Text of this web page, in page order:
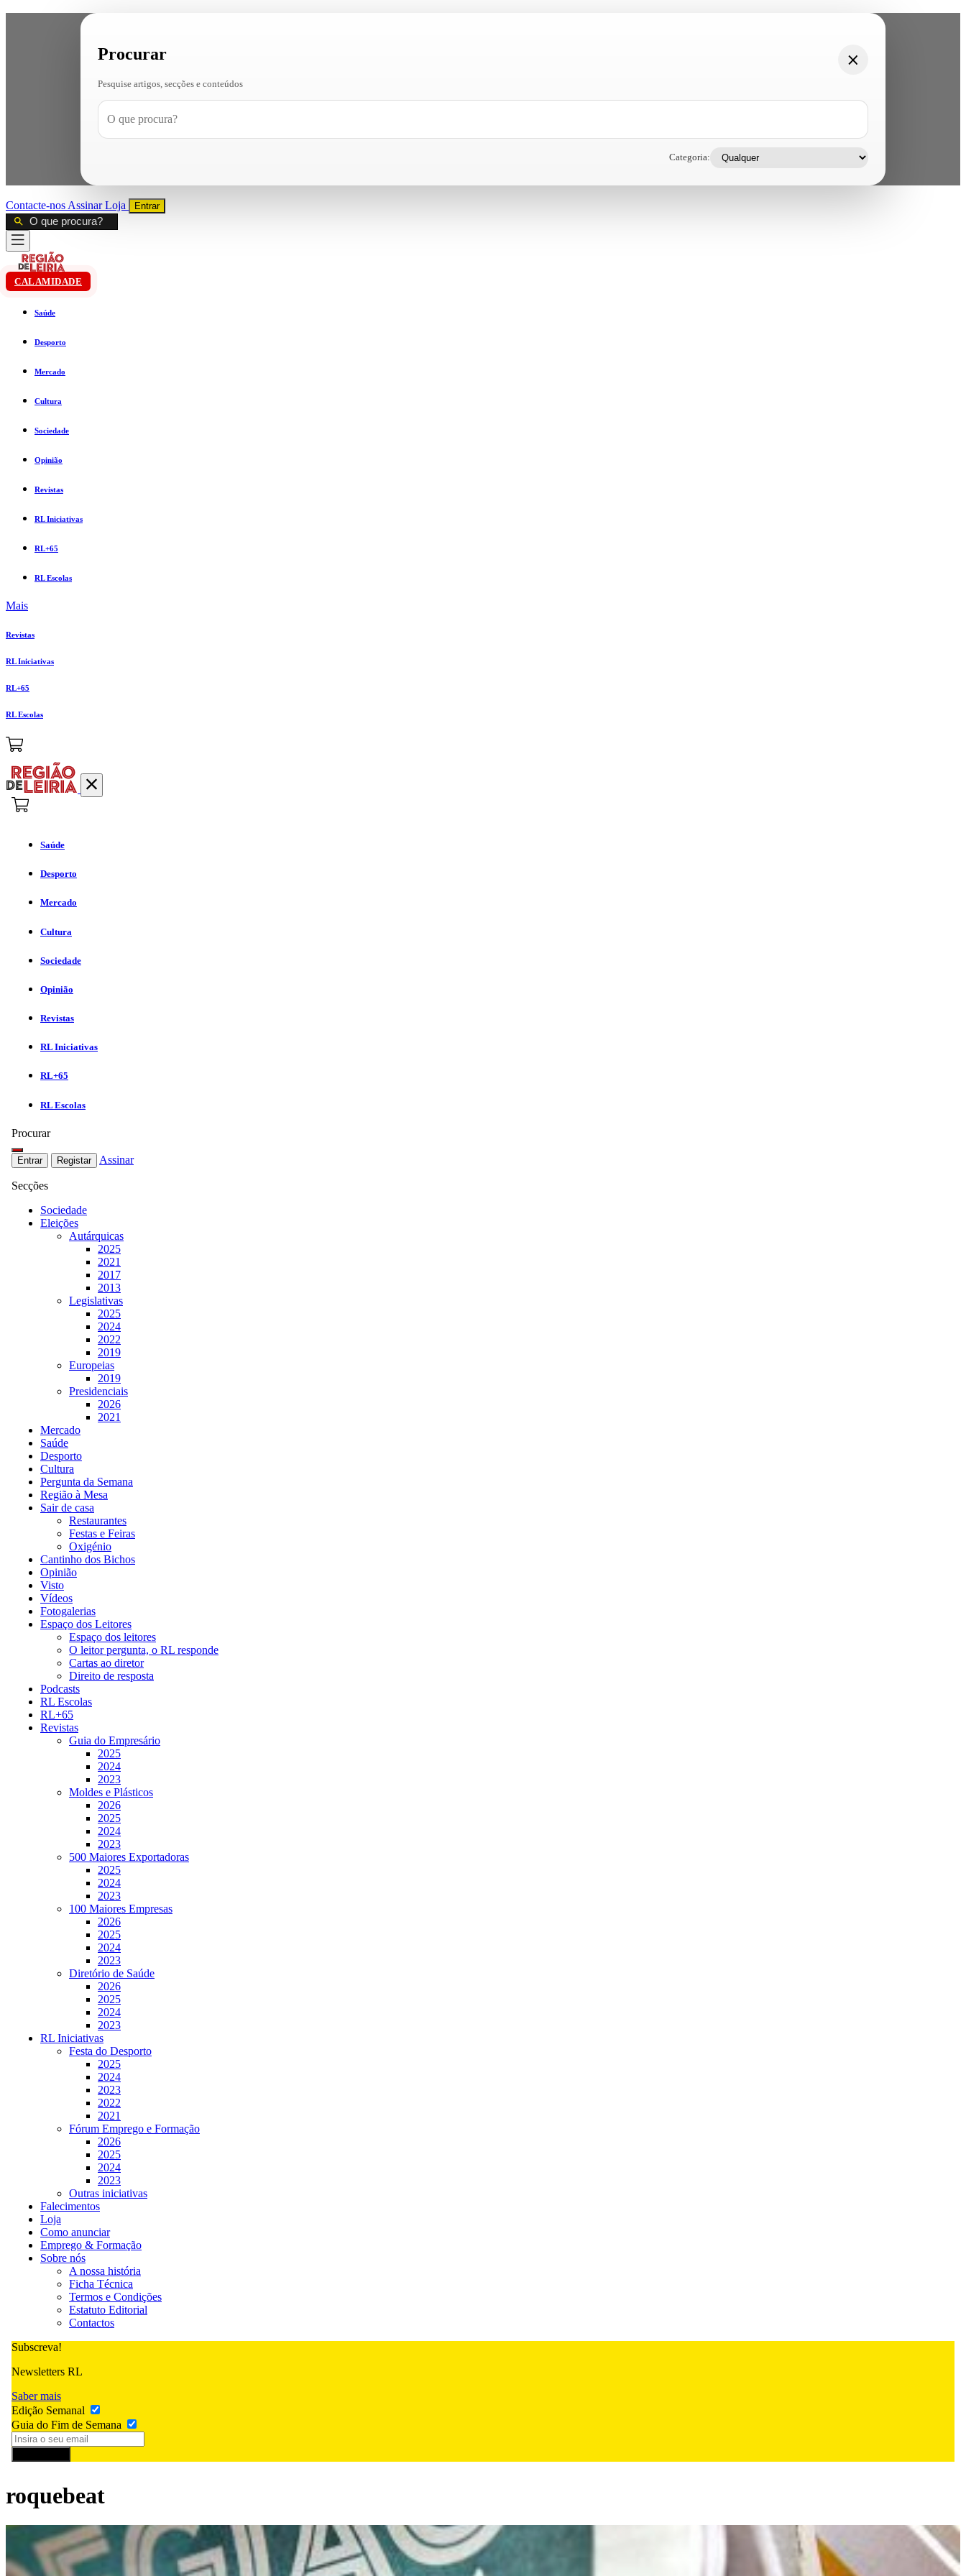
Procurar
Pesquise artigos, secções e conteúdos
Categoria:
Contacte-nos AssinarLoja Entrar
CALAMIDADE
Saúde
Desporto
Mercado
Cultura
Sociedade
Opinião
Revistas
RL Iniciativas
RL+65
RL Escolas
Mais
Revistas
RL Iniciativas
RL+65
RL Escolas
Saúde
Desporto
Mercado
Cultura
Sociedade
Opinião
Revistas
RL Iniciativas
RL+65
RL Escolas
Procurar
Entrar Registar Assinar
Secções
Sociedade
Eleições
Autárquicas
2025
2021
2017
2013
Legislativas
2025
2024
2022
2019
Europeias
2019
Presidenciais
2026
2021
Mercado
Saúde
Desporto
Cultura
Pergunta da Semana
Região à Mesa
Sair de casa
Restaurantes
Festas e Feiras
Oxigénio
Cantinho dos Bichos
Opinião
Visto
Vídeos
Fotogalerias
Espaço dos Leitores
Espaço dos leitores
O leitor pergunta, o RL responde
Cartas ao diretor
Direito de resposta
Podcasts
RL Escolas
RL+65
Revistas
Guia do Empresário
2025
2024
2023
Moldes e Plásticos
2026
2025
2024
2023
500 Maiores Exportadoras
2025
2024
2023
100 Maiores Empresas
2026
2025
2024
2023
Diretório de Saúde
2026
2025
2024
2023
RL Iniciativas
Festa do Desporto
2025
2024
2023
2022
2021
Fórum Emprego e Formação
2026
2025
2024
2023
Outras iniciativas
Falecimentos
Loja
Como anunciar
Emprego & Formação
Sobre nós
A nossa história
Ficha Técnica
Termos e Condições
Estatuto Editorial
Contactos
Subscreva!
Newsletters RL
Saber mais
Edição Semanal
Guia do Fim de Semana
roquebeat